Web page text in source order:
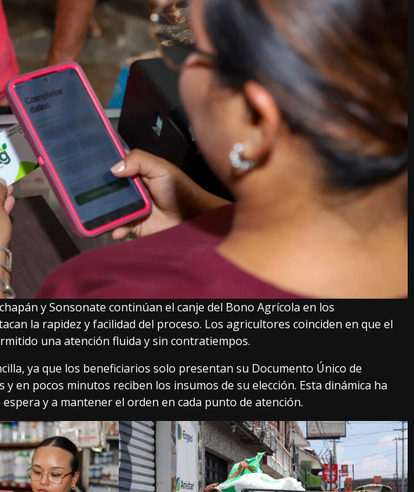
y Sonsonate continúan el canje del Bono Agrícola en los
la rapidez y facilidad del proceso. Los agricultores coinciden en que el
una atención fluida y sin contratiempos.
ya que los beneficiarios solo presentan su Documento Único de
y en pocos minutos reciben los insumos de su elección. Esta dinámica ha
y a mantener el orden en cada punto de atención.